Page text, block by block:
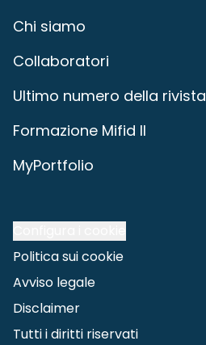
Chi siamo
Collaboratori
Ultimo numero della rivista
Formazione Mifid II
MyPortfolio
Politica sui cookie
Avviso legale
Disclaimer
Tutti i diritti riservati